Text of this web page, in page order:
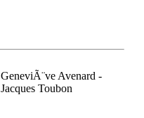
GeneviÃ¨ve Avenard -
Jacques Toubon